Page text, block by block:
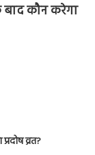
कौन करेगा
व्रत?